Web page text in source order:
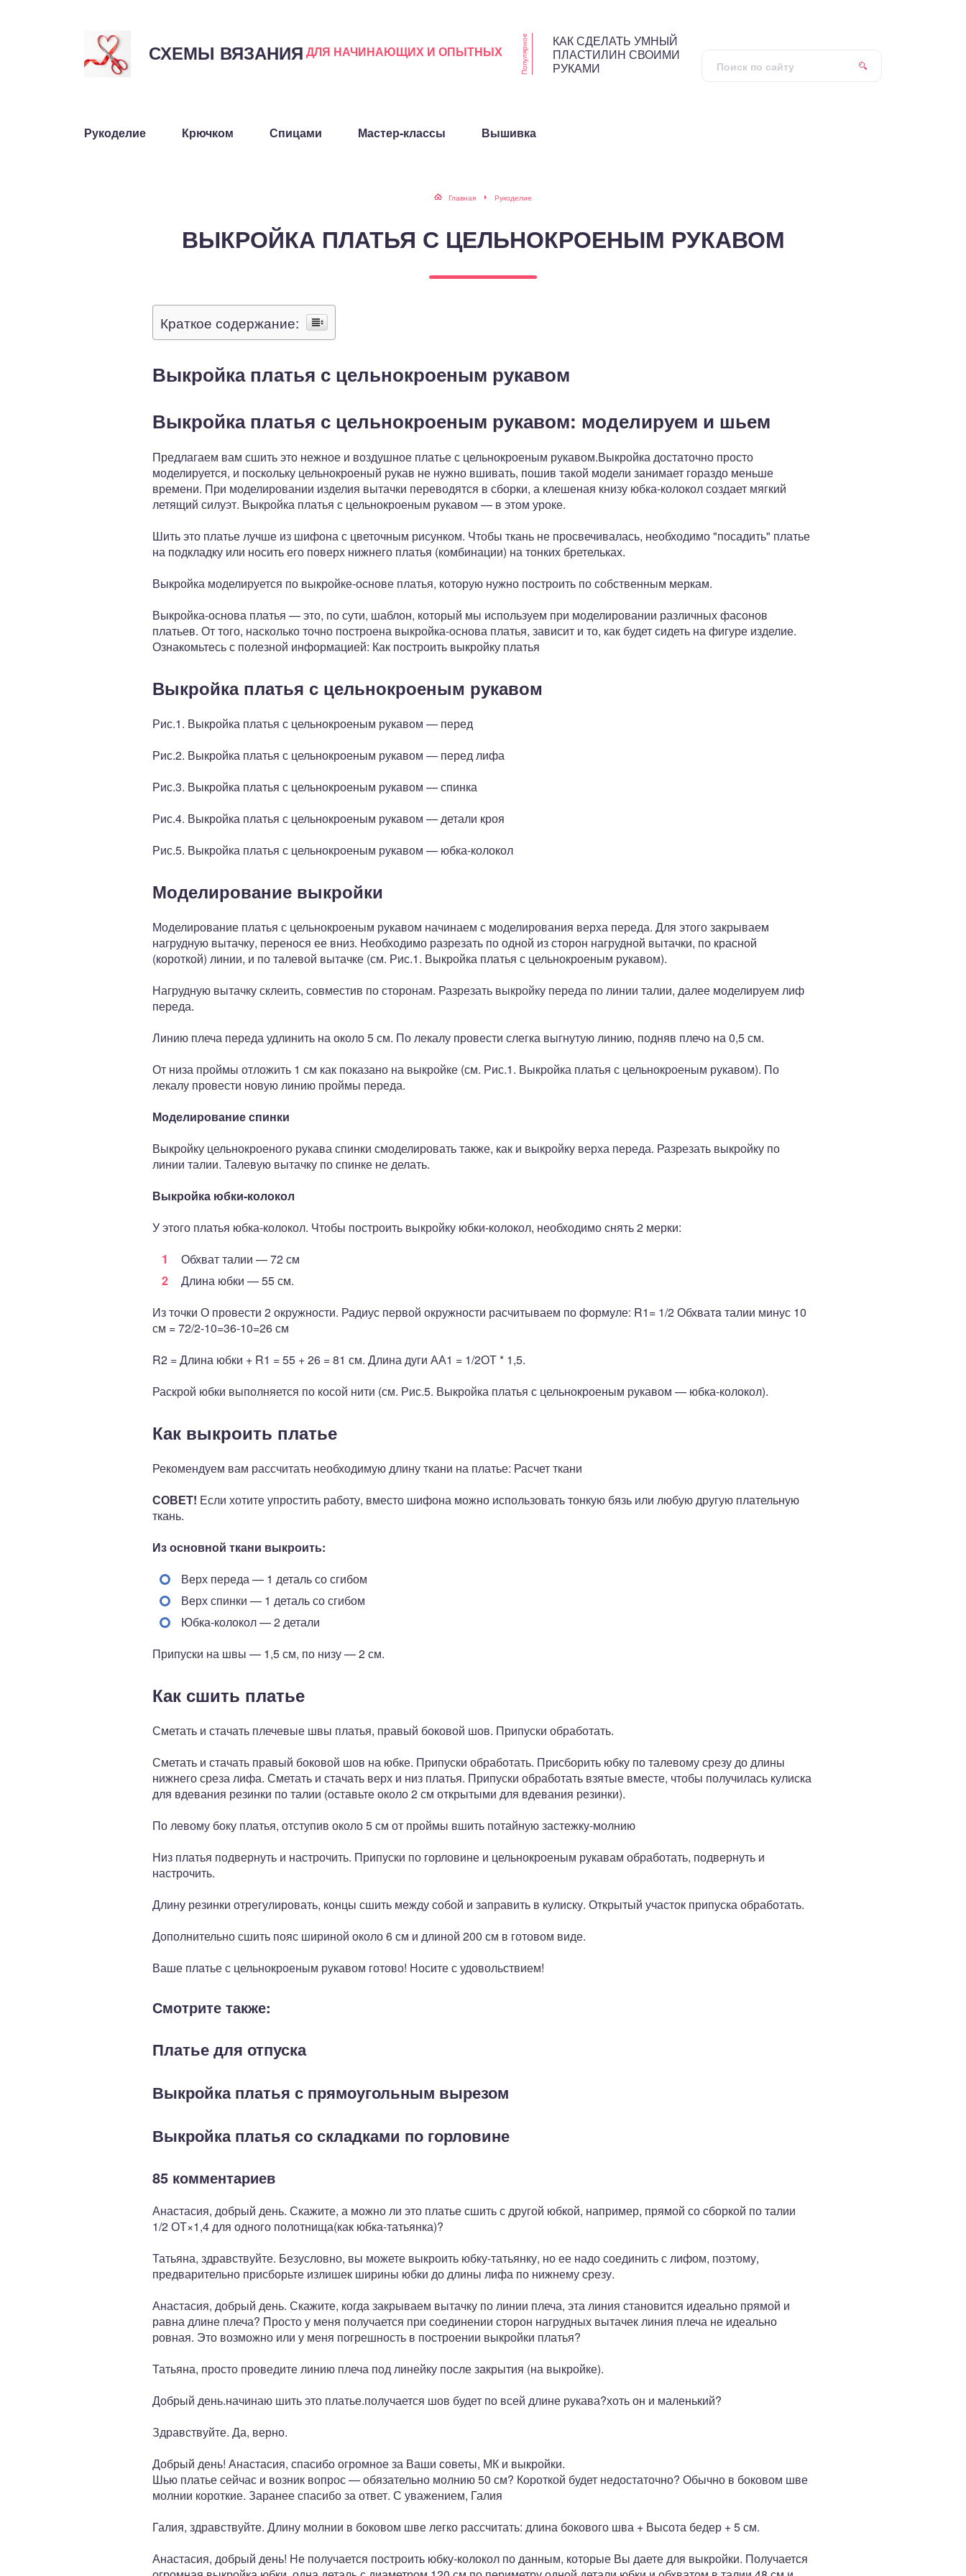
СХЕМЫ ВЯЗАНИЯ ДЛЯ НАЧИНАЮЩИХ И ОПЫТНЫХ Популярное
КАК СДЕЛАТЬ УМНЫЙ
ПЛАСТИЛИН СВОИМИ
РУКАМИ
Рукоделие Крючком Спицами Мастер-классы Вышивка
Главная Рукоделие
ВЫКРОЙКА ПЛАТЬЯ С ЦЕЛЬНОКРОЕНЫМ РУКАВОМ
Краткое содержание:
Выкройка платья с цельнокроеным рукавом
Выкройка платья с цельнокроеным рукавом: моделируем и шьем
Предлагаем вам сшить это нежное и воздушное платье с цельнокроеным рукавом.Выкройка достаточно просто
моделируется, и поскольку цельнокроеный рукав не нужно вшивать, пошив такой модели занимает гораздо меньше
времени. При моделировании изделия вытачки переводятся в сборки, а клешеная книзу юбка-колокол создает мягкий
летящий силуэт. Выкройка платья с цельнокроеным рукавом — в этом уроке.
Шить это платье лучше из шифона с цветочным рисунком. Чтобы ткань не просвечивалась, необходимо "посадить" платье
на подкладку или носить его поверх нижнего платья (комбинации) на тонких бретельках.
Выкройка моделируется по выкройке-основе платья, которую нужно построить по собственным меркам.
Выкройка-основа платья — это, по сути, шаблон, который мы используем при моделировании различных фасонов
платьев. От того, насколько точно построена выкройка-основа платья, зависит и то, как будет сидеть на фигуре изделие.
Ознакомьтесь с полезной информацией: Как построить выкройку платья
Выкройка платья с цельнокроеным рукавом
Рис.1. Выкройка платья с цельнокроеным рукавом — перед
Рис.2. Выкройка платья с цельнокроеным рукавом — перед лифа
Рис.3. Выкройка платья с цельнокроеным рукавом — спинка
Рис.4. Выкройка платья с цельнокроеным рукавом — детали кроя
Рис.5. Выкройка платья с цельнокроеным рукавом — юбка-колокол
Моделирование выкройки
Моделирование платья с цельнокроеным рукавом начинаем с моделирования верха переда. Для этого закрываем
нагрудную вытачку, перенося ее вниз. Необходимо разрезать по одной из сторон нагрудной вытачки, по красной
(короткой) линии, и по талевой вытачке (см. Рис.1. Выкройка платья с цельнокроеным рукавом).
Нагрудную вытачку склеить, совместив по сторонам. Разрезать выкройку переда по линии талии, далее моделируем лиф
переда.
Линию плеча переда удлинить на около 5 см. По лекалу провести слегка выгнутую линию, подняв плечо на 0,5 см.
От низа проймы отложить 1 см как показано на выкройке (см. Рис.1. Выкройка платья с цельнокроеным рукавом). По
лекалу провести новую линию проймы переда.
Моделирование спинки
Выкройку цельнокроеного рукава спинки смоделировать также, как и выкройку верха переда. Разрезать выкройку по
линии талии. Талевую вытачку по спинке не делать.
Выкройка юбки-колокол
У этого платья юбка-колокол. Чтобы построить выкройку юбки-колокол, необходимо снять 2 мерки:
Обхват талии — 72 см
Длина юбки — 55 см.
Из точки О провести 2 окружности. Радиус первой окружности расчитываем по формуле: R1= 1/2 Обхватa талии минус 10
см = 72/2-10=36-10=26 см
R2 = Длина юбки + R1 = 55 + 26 = 81 см. Длина дуги АА1 = 1/2ОТ * 1,5.
Раскрой юбки выполняется по косой нити (см. Рис.5. Выкройка платья с цельнокроеным рукавом — юбка-колокол).
Как выкроить платье
Рекомендуем вам рассчитать необходимую длину ткани на платье: Расчет ткани
СОВЕТ! Если хотите упростить работу, вместо шифона можно использовать тонкую бязь или любую другую плательную
ткань.
Из основной ткани выкроить:
Верх переда — 1 деталь со сгибом
Верх спинки — 1 деталь со сгибом
Юбка-колокол — 2 детали
Припуски на швы — 1,5 см, по низу — 2 см.
Как сшить платье
Сметать и стачать плечевые швы платья, правый боковой шов. Припуски обработать.
Сметать и стачать правый боковой шов на юбке. Припуски обработать. Присборить юбку по талевому срезу до длины
нижнего среза лифа. Сметать и стачать верх и низ платья. Припуски обработать взятые вместе, чтобы получилась кулиска
для вдевания резинки по талии (оставьте около 2 см открытыми для вдевания резинки).
По левому боку платья, отступив около 5 см от проймы вшить потайную застежку-молнию
Низ платья подвернуть и настрочить. Припуски по горловине и цельнокроеным рукавам обработать, подвернуть и
настрочить.
Длину резинки отрегулировать, концы сшить между собой и заправить в кулиску. Открытый участок припуска обработать.
Дополнительно сшить пояс шириной около 6 см и длиной 200 см в готовом виде.
Ваше платье с цельнокроеным рукавом готово! Носите с удовольствием!
Смотрите также:
Платье для отпуска
Выкройка платья с прямоугольным вырезом
Выкройка платья со складками по горловине
85 комментариев
Анастасия, добрый день. Скажите, а можно ли это платье сшить с другой юбкой, например, прямой со сборкой по талии
1/2 ОТ×1,4 для одного полотнища(как юбка-татьянка)?
Татьяна, здравствуйте. Безусловно, вы можете выкроить юбку-татьянку, но ее надо соединить с лифом, поэтому,
предварительно присборьте излишек ширины юбки до длины лифа по нижнему срезу.
Анастасия, добрый день. Скажите, когда закрываем вытачку по линии плеча, эта линия становится идеально прямой и
равна длине плеча? Просто у меня получается при соединении сторон нагрудных вытачек линия плеча не идеально
ровная. Это возможно или у меня погрешность в построении выкройки платья?
Татьяна, просто проведите линию плеча под линейку после закрытия (на выкройке).
Добрый день.начинаю шить это платье.получается шов будет по всей длине рукава?хоть он и маленький?
Здравствуйте. Да, верно.
Добрый день! Анастасия, спасибо огромное за Ваши советы, МК и выкройки.
Шью платье сейчас и возник вопрос — обязательно молнию 50 см? Короткой будет недостаточно? Обычно в боковом шве
молнии короткие. Заранее спасибо за ответ. С уважением, Галия
Галия, здравствуйте. Длину молнии в боковом шве легко рассчитать: длина бокового шва + Высота бедер + 5 см.
Анастасия, добрый день! Не получается построить юбку-колокол по данным, которые Вы даете для выкройки. Получается